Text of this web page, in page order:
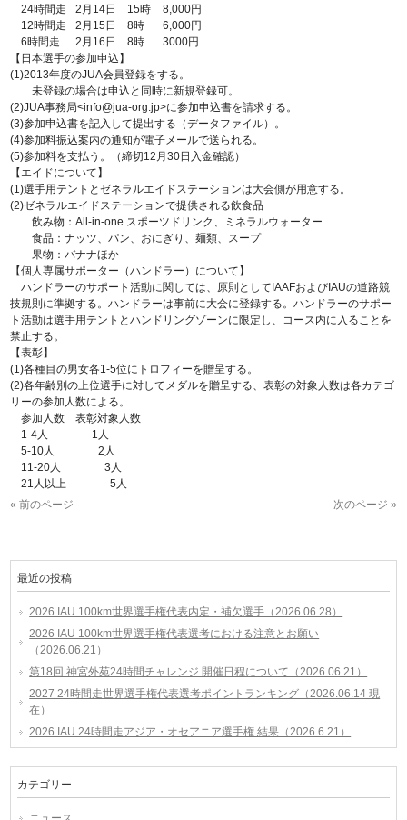
24時間走
2月14日 15時
8,000円
12時間走
2月15日 8時
6,000円
6時間走
2月16日 8時
3000円
【日本選手の参加申込】
(1)2013年度のJUA会員登録をする。
未登録の場合は申込と同時に新規登録可。
(2)JUA事務局<info@jua-org.jp>に参加申込書を請求する。
(3)参加申込書を記入して提出する（データファイル）。
(4)参加料振込案内の通知が電子メールで送られる。
(5)参加料を支払う。（締切12月30日入金確認）
【エイドについて】
(1)選手用テントとゼネラルエイドステーションは大会側が用意する。
(2)ゼネラルエイドステーションで提供される飲食品
飲み物：All-in-one スポーツドリンク、ミネラルウォーター
食品：ナッツ、パン、おにぎり、麺類、スープ
果物：バナナほか
【個人専属サポーター（ハンドラー）について】
ハンドラーのサポート活動に関しては、原則としてIAAFおよびIAUの道路競
技規則に準拠する。ハンドラーは事前に大会に登録する。ハンドラーのサポー
ト活動は選手用テントとハンドリングゾーンに限定し、コース内に入ることを
禁止する。
【表彰】
(1)各種目の男女各1-5位にトロフィーを贈呈する。
(2)各年齢別の上位選手に対してメダルを贈呈する、表彰の対象人数は各カテゴ
リーの参加人数による。
参加人数
表彰対象人数
1-4人 1人
5-10人 2人
11-20人 3人
21人以上 5人
« 前のページ
次のページ »
最近の投稿
2026 IAU 100km世界選手権代表内定・補欠選手（2026.06.28）
2026 IAU 100km世界選手権代表選考における注意とお願い
（2026.06.21）
第18回 神宮外苑24時間チャレンジ 開催日程について（2026.06.21）
2027 24時間走世界選手権代表選考ポイントランキング（2026.06.14 現
在）
2026 IAU 24時間走アジア・オセアニア選手権 結果（2026.6.21）
カテゴリー